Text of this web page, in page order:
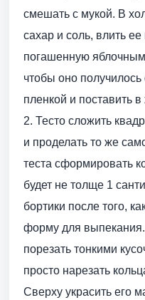
смешать с мукой. В
сахар и соль, влить ее
погашенную яблочным
чтобы оно
пленкой и поставить
2. Тесто сложить
и проделать то же
теста сформировать
будет не толще 1
бортики после того,
форму для выпекания.
порезать тонкими
просто нарезать
Сверху украсить его